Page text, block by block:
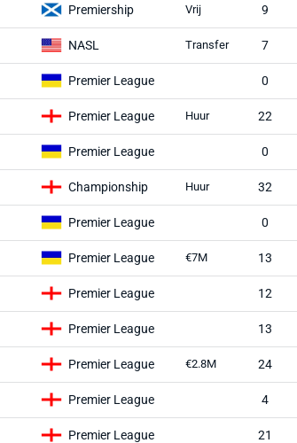
Premiership Vrij 9
NASL Transfer 7
Premier League 0
Premier League Huur 22
Premier League 0
Championship Huur 32
Premier League 0
Premier League €7M 13
Premier League 12
Premier League 13
Premier League €2.8M 24
Premier League 4
Premier League 21